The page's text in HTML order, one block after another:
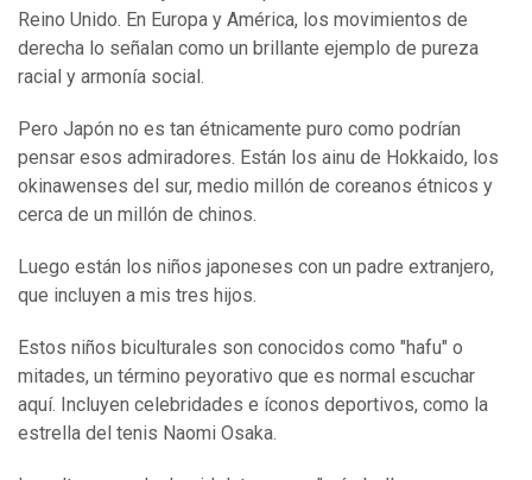
Reino Unido. En Europa y América, los movimientos de
derecha lo señalan como un brillante ejemplo de pureza
racial y armonía social.
Pero Japón no es tan étnicamente puro como podrían
pensar esos admiradores. Están los ainu de Hokkaido, los
okinawenses del sur, medio millón de coreanos étnicos y
cerca de un millón de chinos.
Luego están los niños japoneses con un padre extranjero,
que incluyen a mis tres hijos.
Estos niños biculturales son conocidos como "hafu" o
mitades, un término peyorativo que es normal escuchar
aquí. Incluyen celebridades e íconos deportivos, como la
estrella del tenis Naomi Osaka.